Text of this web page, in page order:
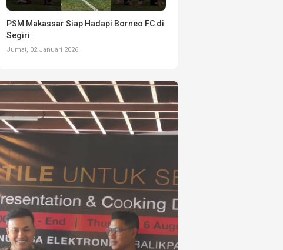
PSM Makassar Siap Hadapi Borneo FC di
Segiri
Jumat, 02 Januari 2026